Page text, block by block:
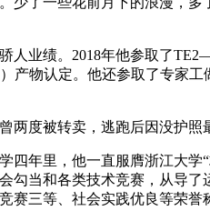
绩。2018年他参取了
物认定。他还参取了专家
度被转卖，逃跑后因没护照
年里，他一直服膺浙江大学
当和各类技术竞赛，从导
三等、社会实践优良等荣